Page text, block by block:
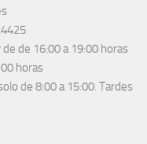
de de 16:00 a 19:00 horas
horas
de 8:00 a 15:00. Tardes